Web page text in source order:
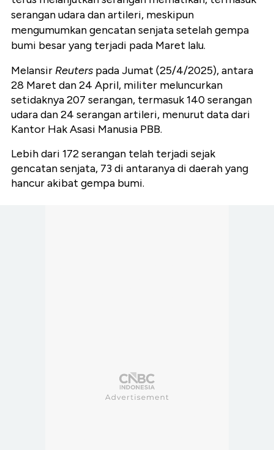
serangan udara dan artileri, meskipun
mengumumkan gencatan senjata setelah gempa
bumi besar yang terjadi pada Maret lalu.
Melansir Reuters pada Jumat (25/4/2025), antara
28 Maret dan 24 April, militer meluncurkan
setidaknya 207 serangan, termasuk 140 serangan
udara dan 24 serangan artileri, menurut data dari
Kantor Hak Asasi Manusia PBB.
Lebih dari 172 serangan telah terjadi sejak
gencatan senjata, 73 di antaranya di daerah yang
hancur akibat gempa bumi.